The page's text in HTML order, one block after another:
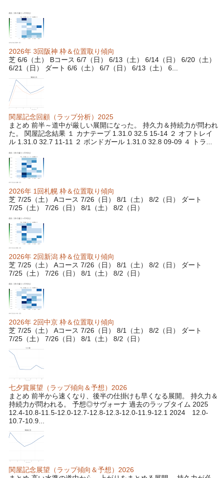
2026年 3回阪神 枠＆位置取り傾向
芝 6/6（土） Bコース 6/7（日） 6/13（土） 6/14（日） 6/20（土）
6/21（日） ダート 6/6（土） 6/7（日） 6/13（土） 6...
関屋記念回顧（ラップ分析）2025
まとめ 前半～道中が厳しい展開になった。 持久力＆持続力が問われ
た。 関屋記念結果 １ カナテープ 1.31.0 32.5 15-14 ２ オフトレイ
ル 1.31.0 32.7 11-11 ２ ボンドガール 1.31.0 32.8 09-09 ４ トラ...
2026年 1回札幌 枠＆位置取り傾向
芝 7/25（土） Aコース 7/26（日） 8/1（土） 8/2（日） ダート
7/25（土） 7/26（日） 8/1（土） 8/2（日）
2026年 2回新潟 枠＆位置取り傾向
芝 7/25（土） Aコース 7/26（日） 8/1（土） 8/2（日） ダート
7/25（土） 7/26（日） 8/1（土） 8/2（日）
2026年 2回中京 枠＆位置取り傾向
芝 7/25（土） Aコース 7/26（日） 8/1（土） 8/2（日） ダート
7/25（土） 7/26（日） 8/1（土） 8/2（日）
七夕賞展望（ラップ傾向＆予想）2026
まとめ 前半から速くなり、後半の仕掛けも早くなる展開。 持久力＆
持続力が問われる。 予想◎サヴォーナ 過去のラップタイム 2025
12.4-10.8-11.5-12.0-12.7-12.8-12.3-12.0-11.9-12.1 2024 12.0-
10.7-10.9...
関屋記念展望（ラップ傾向＆予想）2026